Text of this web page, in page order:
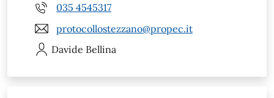
035 4545317
protocollostezzano@propec.it
Davide Bellina